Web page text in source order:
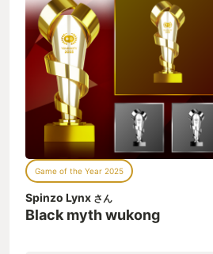
Game of the Year 2025
Spinzo Lynx さん
Black myth wukong